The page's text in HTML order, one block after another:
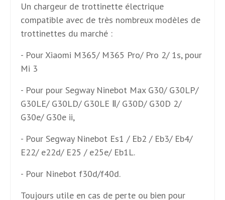
Un chargeur de trottinette électrique
compatible avec de très nombreux modèles de
trottinettes du marché :
- Pour Xiaomi M365/ M365 Pro/ Pro 2/ 1s, pour
Mi 3
- Pour pour Segway Ninebot Max G30/ G30LP/
G30LE/ G30LD/ G30LE Ⅱ/ G30D/ G30D 2/
G30e/ G30e ii,
- Pour Segway Ninebot Es1 / Eb2 / Eb3/ Eb4/
E22/ e22d/ E25 / e25e/ Eb1L.
- Pour Ninebot f30d/f40d.
Toujours utile en cas de perte ou bien pour